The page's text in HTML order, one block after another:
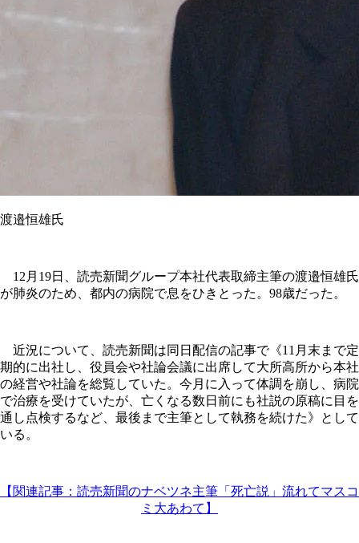
渡邉恒雄氏
12月19日、読売新聞グループ本社代表取締主筆の渡邉恒雄氏
が肺炎のため、都内の病院で息をひきとった。98歳だった。
近況について、読売新聞は同日配信の記事で《11月末まで定
期的に出社し、役員会や社論会議に出席して大所高所から本社
の経営や社論を総覧していた。今月に入って体調を崩し、病院
で治療を受けていたが、亡くなる数日前にも社説の原稿に目を
通し点検するなど、最後まで主筆として執務を続けた》として
いる。
【関連記事：読売新聞のナベツネ主筆「死亡説」流れてマスコ
ミ大あわて】